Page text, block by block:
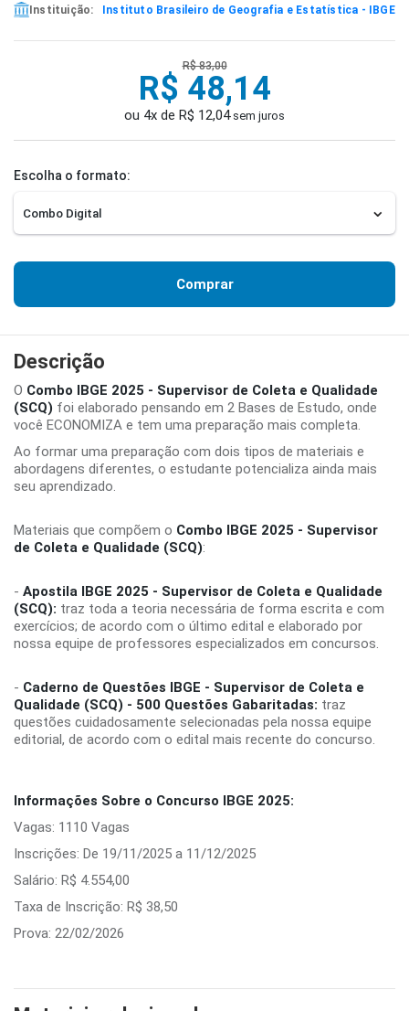
Instituição: Instituto Brasileiro de Geografia e Estatística - IBGE
R$ 83,00
R$ 48,14
ou 4x de R$ 12,04sem juros
Escolha o formato:
Comprar
Descrição
O Combo IBGE 2025 - Supervisor de Coleta e Qualidade
(SCQ) foi elaborado pensando em 2 Bases de Estudo, onde
você ECONOMIZA e tem uma preparação mais completa.
Ao formar uma preparação com dois tipos de materiais e
abordagens diferentes, o estudante potencializa ainda mais
seu aprendizado.
Materiais que compõem o Combo IBGE 2025 - Supervisor
de Coleta e Qualidade (SCQ):
- Apostila IBGE 2025 - Supervisor de Coleta e Qualidade
(SCQ): traz toda a teoria necessária de forma escrita e com
exercícios; de acordo com o último edital e elaborado por
nossa equipe de professores especializados em concursos.
- Caderno de Questões IBGE - Supervisor de Coleta e
Qualidade (SCQ) - 500 Questões Gabaritadas: traz
questões cuidadosamente selecionadas pela nossa equipe
editorial, de acordo com o edital mais recente do concurso.
Informações Sobre o Concurso IBGE 2025:
Vagas: 1110 Vagas
Inscrições: De 19/11/2025 a 11/12/2025
Salário: R$ 4.554,00
Taxa de Inscrição: R$ 38,50
Prova: 22/02/2026